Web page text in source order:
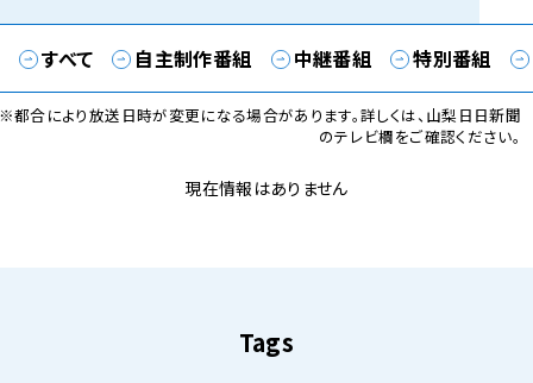
すべて 自主制作番組 中継番組 特別番組
都合により放送日時が変更になる場合があります。詳しくは、山梨日日新聞
のテレビ欄をご確認ください。
現在情報はありません
Tags